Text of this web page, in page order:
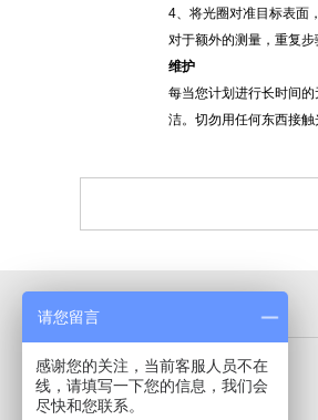
4、将光圈对准目标表面
对于额外的测量，重复步
维护
每当您计划进行长时间
洁。切勿用任何东西接触
导航菜单
首页
公司介绍
产品展示
请您留言
感谢您的关注，当前客服人员不在
线，请填写一下您的信息，我们会
尽快和您联系。